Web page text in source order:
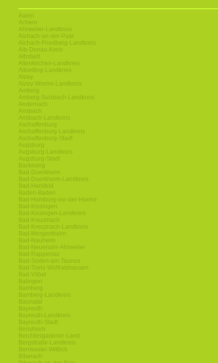
Aalen
Achern
Ahrweiler-Landkreis
Aichach-an-der-Paar
Aichach-Friedberg-Landkreis
Alb-Donau-Kreis
Albstadt
Altenkirchen-Landkreis
Altoetting-Landkreis
Alzey
Alzey-Worms-Landkreis
Amberg
Amberg-Sulzbach-Landkreis
Andernach
Ansbach
Ansbach-Landkreis
Aschaffenburg
Aschaffenburg-Landkreis
Aschaffenburg-Stadt
Augsburg
Augsburg-Landkreis
Augsburg-Stadt
Backnang
Bad-Duerkheim
Bad-Duerkheim-Landkreis
Bad-Hersfeld
Baden-Baden
Bad-Homburg-vor-der-Hoehe
Bad-Kissingen
Bad-Kissingen-Landkreis
Bad-Kreuznach
Bad-Kreuznach-Landkreis
Bad-Mergentheim
Bad-Nauheim
Bad-Neuenahr-Ahrweiler
Bad-Rappenau
Bad-Soden-am-Taunus
Bad-Toelz-Wolfratshausen
Bad-Vilbel
Balingen
Bamberg
Bamberg-Landkreis
Baunatal
Bayreuth
Bayreuth-Landkreis
Bayreuth-Stadt
Bensheim
Berchtesgadener-Land
Bergstraße-Landkreis
Bernkastel-Wittlich
Biberach